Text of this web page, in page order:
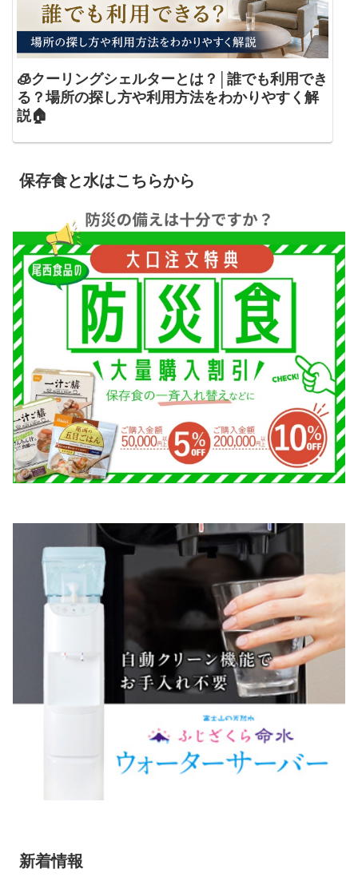
🧊クーリングシェルターとは？│誰でも利用でき
る？場所の探し方や利用方法をわかりやすく解
説🏠
保存食と水はこちらから
新着情報